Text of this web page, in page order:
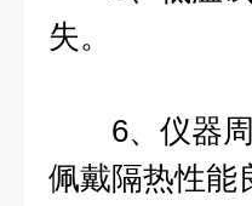
失。
6、仪器周
佩戴隔热性能